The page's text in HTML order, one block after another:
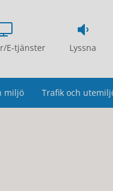
E-tjänster Lyssna
miljö Trafik och